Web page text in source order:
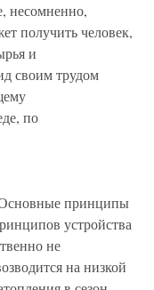
несомненно,
получить человек,
и
своим трудом
по
принципы
устройства
не
на низкой